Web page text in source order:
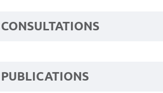
CONSULTATIONS
PUBLICATIONS